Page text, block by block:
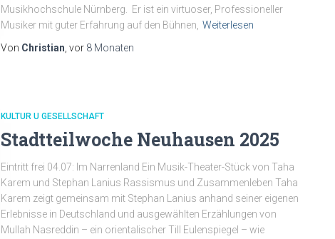
Musikhochschule Nürnberg. Er ist ein virtuoser, Professioneller
Musiker mit guter Erfahrung auf den Bühnen, Weiterlesen
Von Christian , vor 8 Monaten
KULTUR U GESELLSCHAFT
Stadtteilwoche Neuhausen 2025
Eintritt frei 04.07: Im Narrenland Ein Musik-Theater-Stück von Taha
Karem und Stephan Lanius Rassismus und Zusammenleben Taha
Karem zeigt gemeinsam mit Stephan Lanius anhand seiner eigenen
Erlebnisse in Deutschland und ausgewählten Erzählungen von
Mullah Nasreddin – ein orientalischer Till Eulenspiegel – wie